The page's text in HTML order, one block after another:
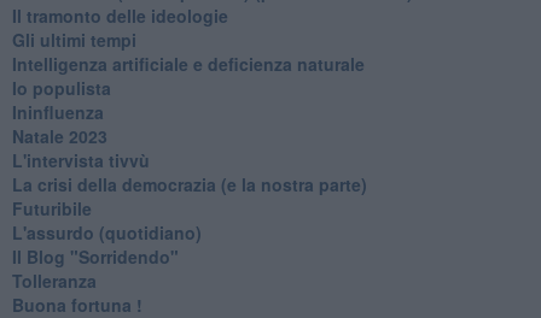
Il tramonto delle ideologie
Gli ultimi tempi
Intelligenza artificiale e deficienza naturale
Io populista
Ininfluenza
Natale 2023
L'intervista tivvù
La crisi della democrazia (e la nostra parte)
Futuribile
L'assurdo (quotidiano)
Il Blog "Sorridendo"
Tolleranza
Buona fortuna !